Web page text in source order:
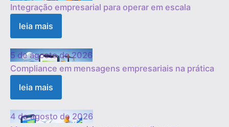
Integração empresarial para operar em escala
leia mais
5 de agosto de 2026
Compliance em mensagens empresariais na prática
leia mais
4 de agosto de 2026